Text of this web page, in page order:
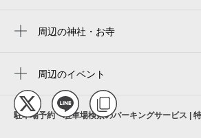
若林町一丁目第2公園
ビオス・クリエイティブ・スポーツクラブ
セレモニークリエイティブ・セレサ
周辺の神社・お寺
周辺のイベント
周辺にイベントが見つかりませんでした。
駐車場予約・駐車場検索のパーキングサービス |